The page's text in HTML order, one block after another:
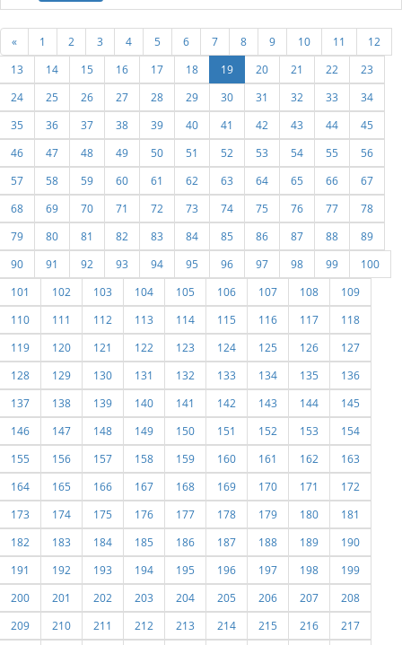
« 1 2 3 4 5 6 7 8 9 10 11
12
13
14 15 16 17 18 19 20 21 22
23
24
25 26 27 28 29 30 31 32 33
34
35
36 37 38 39 40 41 42 43 44
45
46
47 48 49 50 51 52 53 54 55
56
57
58 59 60 61 62 63 64 65 66
67
68
69 70 71 72 73 74 75 76 77
78
79
80 81 82 83 84 85 86 87 88
89
90
91 92 93 94 95 96 97 98 99
100
101
102 103 104 105 106 107 108
109
110
111 112 113 114 115 116 117
118
119
120 121 122 123 124 125 126
127
128
129 130 131 132 133 134 135
136
137
138 139 140 141 142 143 144
145
146
147 148 149 150 151 152 153
154
155
156 157 158 159 160 161 162
163
164
165 166 167 168 169 170 171
172
173
174 175 176 177 178 179 180
181
182
183 184 185 186 187 188 189
190
191
192 193 194 195 196 197 198
199
200
201 202 203 204 205 206 207
208
209
210 211 212 213 214 215 216
217